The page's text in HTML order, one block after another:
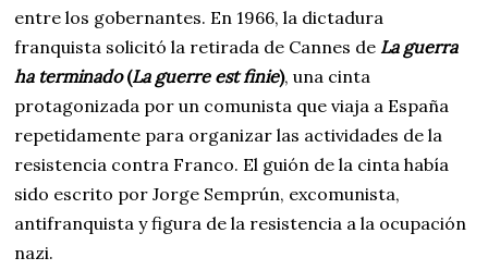
entre los gobernantes. En 1966, la dictadura
franquista solicitó la retirada de Cannes de La guerra
ha terminado(La guerre est finie), una cinta
protagonizada por un comunista que viaja a España
repetidamente para organizar las actividades de la
resistencia contra Franco. El guión de la cinta había
sido escrito por Jorge Semprún, excomunista,
antifranquista y figura de la resistencia a la ocupación
nazi.